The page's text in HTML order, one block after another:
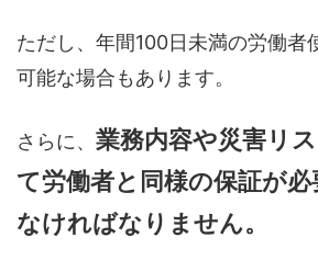
ただし、年間100日未満の労働者
可能な場合もあります。
さらに、 業務内容や災害リ
て労働者と同様の保証が
なければなりません。